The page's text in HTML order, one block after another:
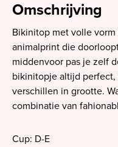
Omschrijving
Bikinitop met volle
animalprint die
middenvoor pas je zelf
bikinitopje altijd
verschillen in grootte.
combinatie van
Cup: D-E